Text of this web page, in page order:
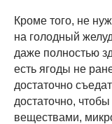
Кроме того, не
на голодный
даже полностью
есть ягоды не
достаточно
достаточно,
веществами,